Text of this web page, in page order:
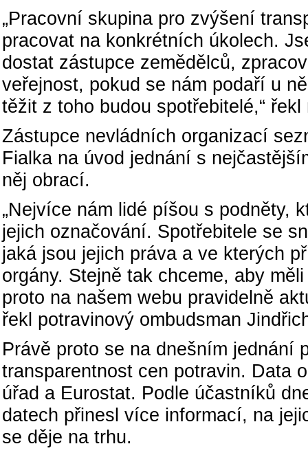
„Pracovní skupina pro zvýšení
pracovat na konkrétních úkolech.
dostat zástupce zemědělců,
veřejnost, pokud se nám podaří u
těžit z toho budou spotřebitelé,“
Zástupce nevládních organizací
Fialka na úvod jednání s
něj obrací.
„Nejvíce nám lidé píšou s podněty,
jejich označování. Spotřebitele se
jaká jsou jejich práva a ve kterých
orgány. Stejně tak chceme, aby
proto na našem webu pravidelně
řekl potravinový ombudsman
Právě proto se na dnešním jednání
transparentnost cen potravin. Data
úřad a Eurostat. Podle účastníků
datech přinesl více informací, na
se děje na trhu.